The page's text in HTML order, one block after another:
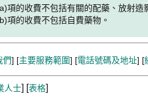
項的收費不包括有關的配藥、放射造
項的收費不包括自費藥物。
們] [主要服務範圍] [電話號碼及地址] [
人士] [表格]